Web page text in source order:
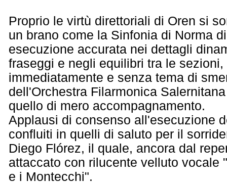
Proprio le virtù direttoriali di Oren si
un brano come la Sinfonia di Norma
esecuzione accurata nei dettagli
fraseggi e negli equilibri tra le
immediatamente e senza tema di
dell'Orchestra Filarmonica
quello di mero accompagnamento.
Applausi di consenso all'esecuzione
confluiti in quelli di saluto per il
Diego Flórez, il quale, ancora dal
attaccato con rilucente velluto vocale
e i Montecchi".